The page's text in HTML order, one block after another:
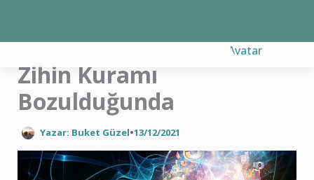
Zihin Kuramı
Bozulduğunda
Yazar: Buket Güzel•13/12/2021